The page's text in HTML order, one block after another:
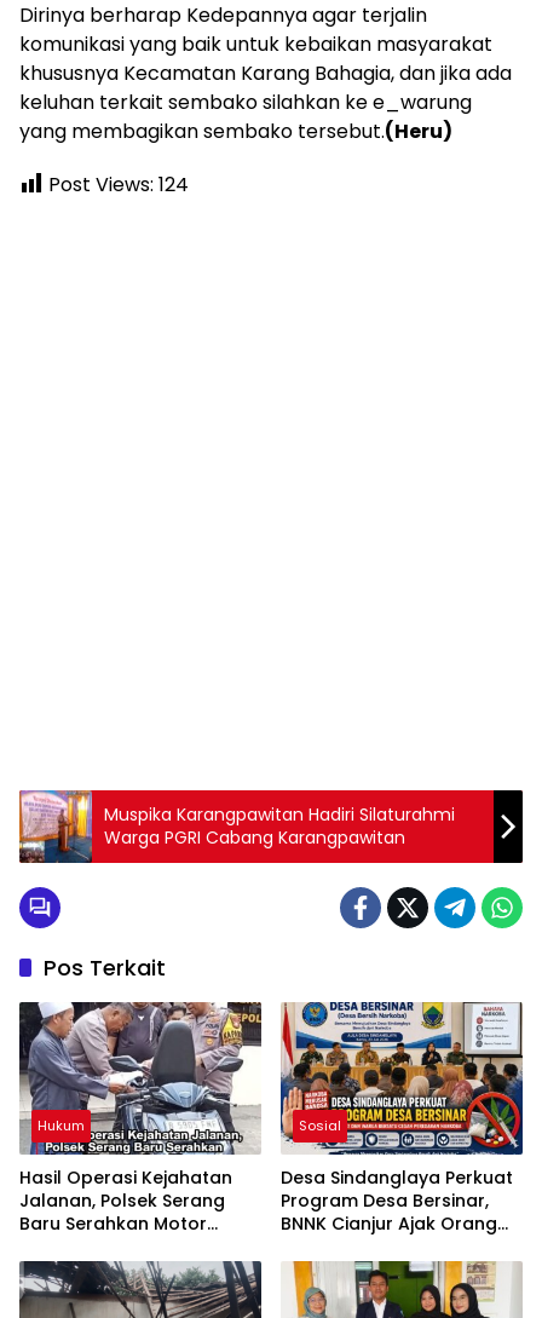
Dirinya berharap Kedepannya agar terjalin
komunikasi yang baik untuk kebaikan masyarakat
khususnya Kecamatan Karang Bahagia, dan jika ada
keluhan terkait sembako silahkan ke e_warung
yang membagikan sembako tersebut.(Heru)
Post Views: 124
Muspika Karangpawitan Hadiri Silaturahmi
Warga PGRI Cabang Karangpawitan
Pos Terkait
Hukum
Hasil Operasi Kejahatan
Jalanan, Polsek Serang
Baru Serahkan Motor
Sosial
Desa Sindanglaya Perkuat
Program Desa Bersinar,
BNNK Cianjur Ajak Orang
Penyalahgunaan Narkoba